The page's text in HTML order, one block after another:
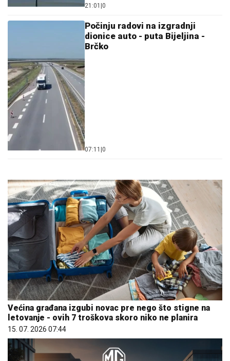
21:01 0
Počinju radovi na izgradnji
dionice auto - puta Bijeljina -
Brčko
07:11 0
Većina građana izgubi novac pre nego što stigne na
letovanje - ovih 7 troškova skoro niko ne planira
15. 07. 2026 07:44